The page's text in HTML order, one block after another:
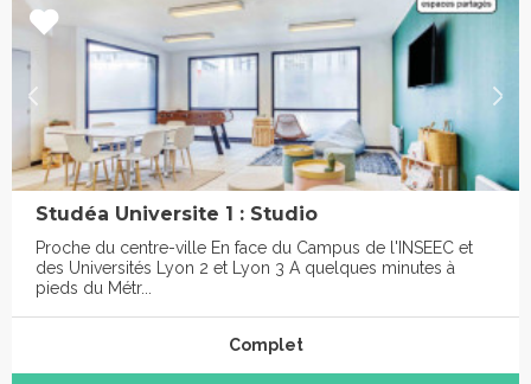
Studéa Universite 1 : Studio
Proche du centre-ville En face du Campus de l'INSEEC et
des Universités Lyon 2 et Lyon 3 A quelques minutes à
pieds du Métr...
Complet